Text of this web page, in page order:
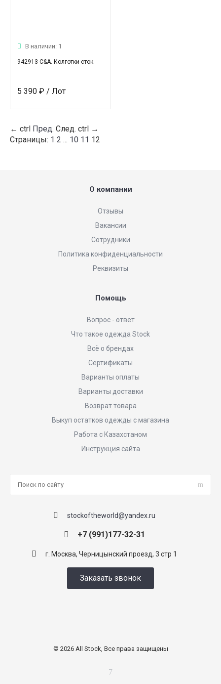
В наличии: 1
942913 C&A. Колготки сток.
5 390 ₽ / Лот
← ctrl Пред. След. ctrl →
Страницы: 1 2 ... 10 11 12
О компании
Отзывы
Вакансии
Сотрудники
Политика конфиденциальности
Реквизиты
Помощь
Вопрос - ответ
Что такое одежда Stock
Всё о брендах
Сертификаты
Варианты оплаты
Варианты доставки
Возврат товара
Выкуп остатков одежды с магазина
Работа с Казахстаном
Инструкция сайта
stockoftheworld@yandex.ru
+7 (991)177-32-31
г. Москва, Черницынский проезд, 3 стр 1
Заказать звонок
© 2026 All Stock, Все права защищены